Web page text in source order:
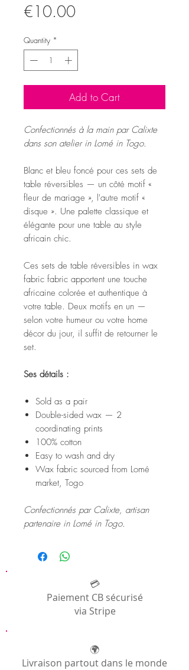
€10.00Price
Quantity *
Add to Cart
Confectionnés à la main par Calixte
dans son atelier in Lomé in Togo.
Blanc et bleu foncé pour ces sets de
table réversibles — un côté motif «
fleur de mariage », l'autre motif «
disque ». Une palette classique et
élégante pour une table au style
africain chic.
Ces sets de table réversibles in wax
fabric fabric apportent une touche
africaine colorée et authentique à
votre table. Deux motifs en un —
selon votre humeur ou votre home
décor du jour, il suffit de retourner le
set.
Ses détails :
Sold as a pair
Double-sided wax — 2
coordinating prints
100% cotton
Easy to wash and dry
Wax fabric sourced from Lomé
market, Togo
Confectionnés par Calixte, artisan
partenaire in Lomé in Togo.
💳
Paiement CB sécurisé
via Stripe
🌍
Livraison partout dans le monde